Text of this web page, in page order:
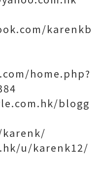
karenkb
home.php?
blogg
u/karenk12/